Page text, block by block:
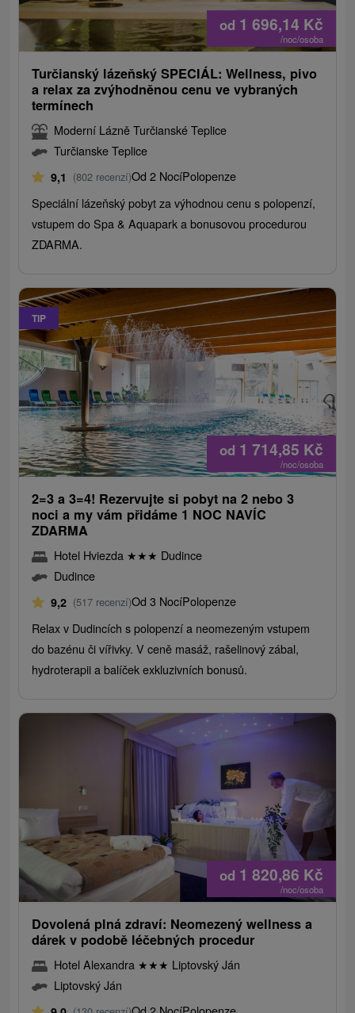
od 1 696,14 Kč
/noc/osoba
Turčianský lázeňský SPECIÁL: Wellness, pivo
a relax za zvýhodněnou cenu ve vybraných
termínech
Moderní Lázně Turčianské Teplice
Turčianske Teplice
9,1 (802 recenzí)Od 2 NocíPolopenze
Speciální lázeňský pobyt za výhodnou cenu s polopenzí,
vstupem do Spa & Aquapark a bonusovou procedurou
ZDARMA.
TIP
od 1 714,85 Kč
/noc/osoba
2=3 a 3=4! Rezervujte si pobyt na 2 nebo 3
noci a my vám přidáme 1 NOC NAVÍC
ZDARMA
Hotel Hviezda ★★★ Dudince
Dudince
9,2 (517 recenzí)Od 3 NocíPolopenze
Relax v Dudincích s polopenzí a neomezeným vstupem
do bazénu či vířivky. V ceně masáž, rašelinový zábal,
hydroterapii a balíček exkluzivních bonusů.
od 1 820,86 Kč
/noc/osoba
Dovolená plná zdraví: Neomezený wellness a
dárek v podobě léčebných procedur
Hotel Alexandra ★★★ Liptovský Ján
Liptovský Ján